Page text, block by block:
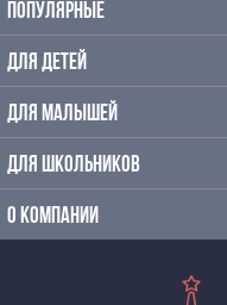
Экскурсии по
Экскурсии по
Экскурсии для
Интересные
ПОПУЛЯРНЫЕ
ДЛЯ ДЕТЕЙ
ДЛЯ МАЛЫШЕЙ
ДЛЯ ШКОЛЬНИКОВ
О КОМПАНИИ